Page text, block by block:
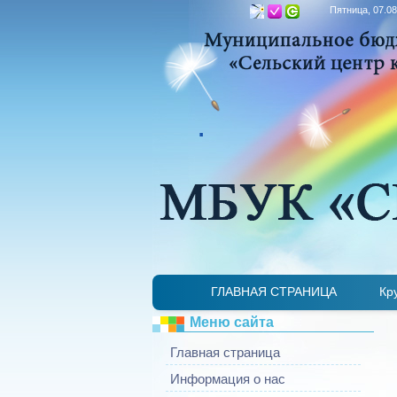
Пятница,
.
ГЛАВНАЯ СТРАНИЦА
Меню сайта
Главная страница
Информация о нас